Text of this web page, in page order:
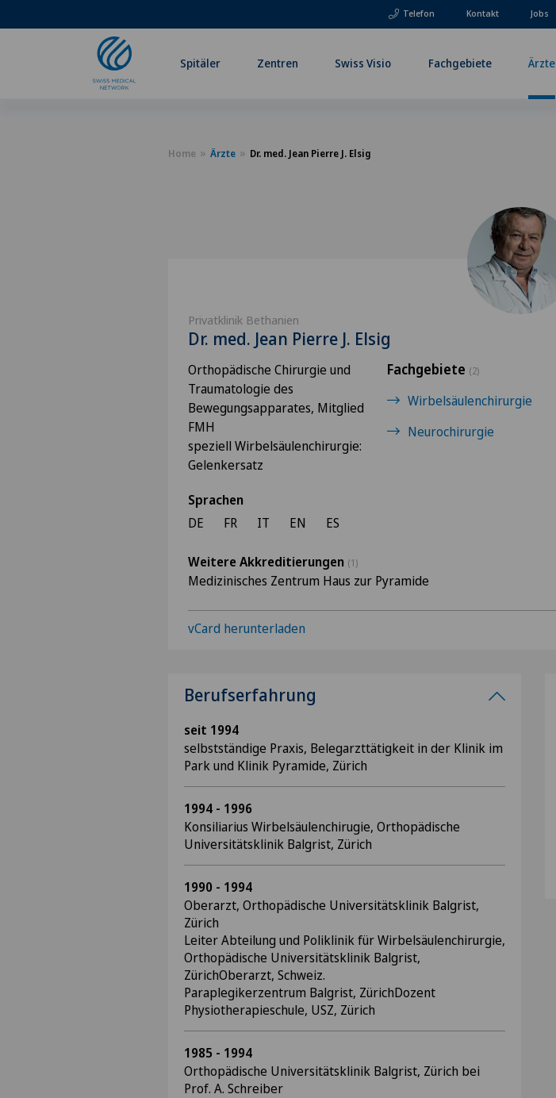
Telefon Kontakt Jobs
Spitäler Zentren Swiss Visio Fachgebiete Ärzte
Home Ärzte Dr. med. Jean Pierre J. Elsig
Privatklinik Bethanien
Dr. med. Jean Pierre J. Elsig
Orthopädische Chirurgie und
Traumatologie des
Bewegungsapparates, Mitglied
FMH
speziell Wirbelsäulenchirurgie:
Gelenkersatz
Sprachen
DE
FR IT EN ES
Fachgebiete (2)
Wirbelsäulenchirurgie
Neurochirurgie
Weitere Akkreditierungen (1)
Medizinisches Zentrum Haus zur Pyramide
vCard herunterladen
Berufserfahrung
seit 1994
selbstständige Praxis, Belegarzttätigkeit in der Klinik im
Park und Klinik Pyramide, Zürich
1994 - 1996
Konsiliarius Wirbelsäulenchirugie, Orthopädische
Universitätsklinik Balgrist, Zürich
1990 - 1994
Oberarzt, Orthopädische Universitätsklinik Balgrist,
Zürich
Leiter Abteilung und Poliklinik für Wirbelsäulenchirurgie,
Orthopädische Universitätsklinik Balgrist,
ZürichOberarzt, Schweiz.
Paraplegikerzentrum Balgrist, ZürichDozent
Physiotherapieschule, USZ, Zürich
1985 - 1994
Orthopädische Universitätsklinik Balgrist, Zürich bei
Prof. A. Schreiber